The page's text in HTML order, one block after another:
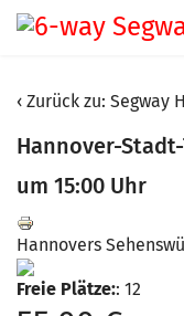
Zurück zu: Segway
Hannover-
um 15:00 Uhr
Hannovers
Freie Plätze:: 12